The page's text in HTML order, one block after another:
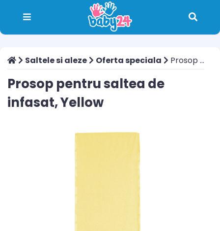
Saltele si aleze Oferta speciala Prosop pentru saltea de infasat, Yellow
Prosop pentru saltea de
infasat, Yellow